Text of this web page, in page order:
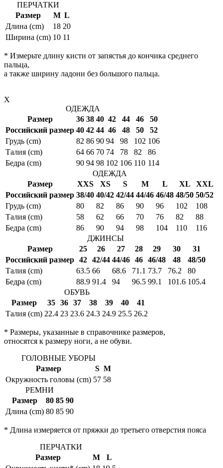
ПЕРЧАТКИ
Размер
M L
Длина (cm)
18 20
Ширина (cm) 10 11
* Измерьте длину кисти от запястья до кончика среднего
пальца,
а также ширину ладони без большого пальца.
X
ОДЕЖДА
Размер
36 38 40 42 44 46
50
Российский размер 40 42 44 46 48 50
52
Грудь (cm)
82 86 90 94 98 102 106
Талия (cm)
64 66 70 74 78 82
86
Бедра (cm)
90 94 98 102 106 110 114
ОДЕЖДА
Размер
XXS XS S M L XL
XXL
Российский размер 38/40 40/42 42/44 44/46 46/48 48/50 50/52
Грудь (cm)
80 82 86 90 96 102
108
Талия (cm)
58 62 66 70 76 82
88
Бедра (cm)
86 90 94 98 104 110
116
ДЖИНСЫ
Размер
25 26 27 28 29 30
31
Российский размер 42 42/44 44/46 46 46/48 48
48/50
Талия (cm)
63.5 66 68.6 71.1 73.7 76.2
80
Бедра (cm)
88.9 91.4 94 96.5 99.1 101.6 105.4
ОБУВЬ
Размер
35 36 37 38 39 40
41
Талия (cm) 22.4 23 23.6 24.3 24.9 25.5 26.2
* Размеры, указанные в справочнике размеров,
относятся к размеру ноги, а не обуви.
ГОЛОВНЫЕ УБОРЫ
Размер
S M
Окружность головы (cm) 57 58
РЕМНИ
Размер
80 85 90
Длина (cm) 80 85 90
* Длина измеряется от пряжки до третьего отверстия пояса
ПЕРЧАТКИ
Размер
M
L